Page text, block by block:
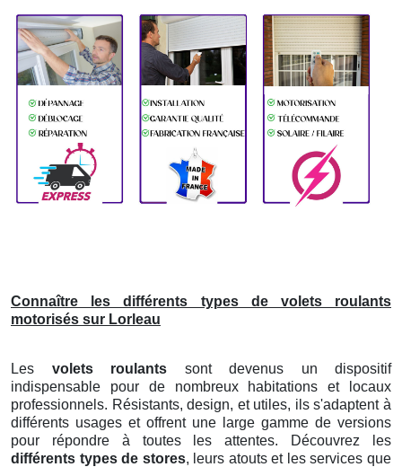
Connaître les différents types de volets roulants
motorisés sur Lorleau
Les volets roulants sont devenus un dispositif
indispensable pour de nombreux habitations et locaux
professionnels. Résistants, design, et utiles, ils s'adaptent à
différents usages et offrent une large gamme de versions
pour répondre à toutes les attentes. Découvrez les
différents types de stores, leurs atouts et les services que